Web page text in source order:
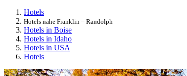
Hotels
Hotels nahe Franklin – Randolph
Hotels in Boise
Hotels in Idaho
Hotels in USA
Hotels